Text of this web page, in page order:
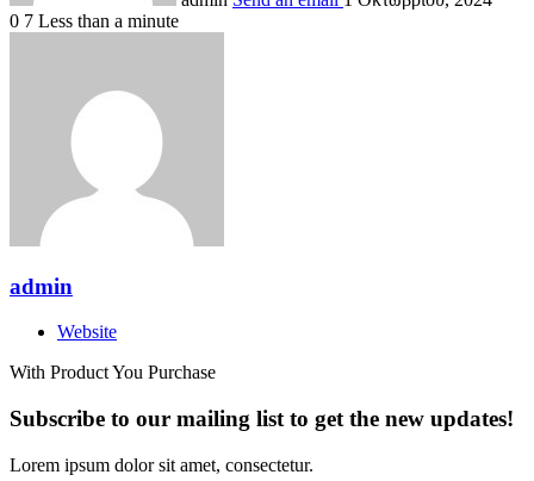
0 7 Less than a minute
admin
Website
With Product You Purchase
Subscribe to our mailing list to get the new updates!
Lorem ipsum dolor sit amet, consectetur.